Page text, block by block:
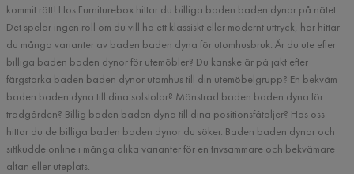
kommit rätt! Hos Furniturebox hittar du billiga baden baden dynor på nätet.
Det spelar ingen roll om du vill ha ett klassiskt eller modernt uttryck, här hittar
du många varianter av baden baden dyna för utomhusbruk. Är du ute efter
billiga baden baden dynor för utemöbler? Du kanske är på jakt efter
färgstarka baden baden dynor utomhus till din utemöbelgrupp? En bekväm
baden baden dyna till dina solstolar? Mönstrad baden baden dyna för
trädgården? Billig baden baden dyna till dina positionsfåtöljer? Hos oss
hittar du de billiga baden baden dynor du söker. Baden baden dynor och
sittkudde online i många olika varianter för en trivsammare och bekvämare
altan eller uteplats.